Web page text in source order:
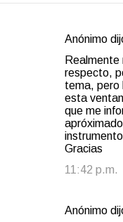
Anónimo
Realmente
respecto,
tema, pero
esta
que me
Gracias
11:42 p.m.
Anónimo